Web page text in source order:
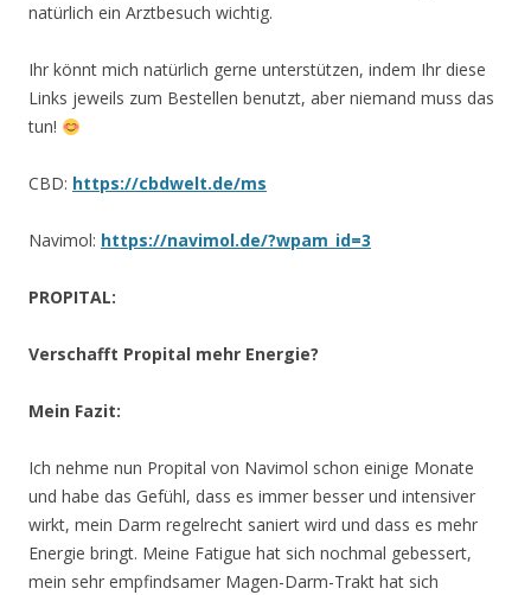
natürlich ein Arztbesuch wichtig.
Ihr könnt mich natürlich gerne unterstützen, indem Ihr diese
Links jeweils zum Bestellen benutzt, aber niemand muss das
tun!
CBD: https://cbdwelt.de/ms
Navimol: https://navimol.de/?wpam_id=3
PROPITAL:
Verschafft Propital mehr Energie?
Mein Fazit:
Ich nehme nun Propital von Navimol schon einige Monate
und habe das Gefühl, dass es immer besser und intensiver
wirkt, mein Darm regelrecht saniert wird und dass es mehr
Energie bringt. Meine Fatigue hat sich nochmal gebessert,
mein sehr empfindsamer Magen-Darm-Trakt hat sich